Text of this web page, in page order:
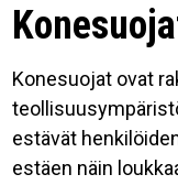
Konesuojat ovat
estävät
estäen näin